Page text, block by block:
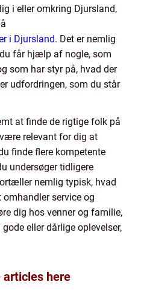
i eller omkring Djursland,
i Djursland. Det er nemlig
får hjælp af nogle, som
som har styr på, hvad der
udfordringen, som du står
at finde de rigtige folk på
relevant for dig at
finde flere kompetente
undersøger tidligere
nemlig typisk, hvad
service og
dig hos venner og familie,
eller dårlige oplevelser,
articles here